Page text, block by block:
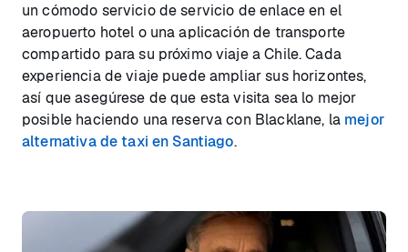
un cómodo servicio de servicio de enlace en el
aeropuerto hotel o una aplicación de transporte
compartido para su próximo viaje a Chile. Cada
experiencia de viaje puede ampliar sus horizontes,
así que asegúrese de que esta visita sea lo mejor
posible haciendo una reserva con Blacklane, la mejor
alternativa de taxi en Santiago.